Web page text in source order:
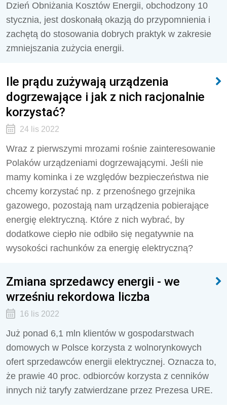
Dzień Obniżania Kosztów Energii, obchodzony 10
stycznia, jest doskonałą okazją do przypomnienia i
zachętą do stosowania dobrych praktyk w zakresie
zmniejszania zużycia energii.
Ile prądu zużywają urządzenia
dogrzewające i jak z nich racjonalnie
korzystać?
24 lis 2022
Wraz z pierwszymi mrozami rośnie zainteresowanie
Polaków urządzeniami dogrzewającymi. Jeśli nie
mamy kominka i ze względów bezpieczeństwa nie
chcemy korzystać np. z przenośnego grzejnika
gazowego, pozostają nam urządzenia pobierające
energię elektryczną. Które z nich wybrać, by
dodatkowe ciepło nie odbiło się negatywnie na
wysokości rachunków za energię elektryczną?
Zmiana sprzedawcy energii - we
wrześniu rekordowa liczba
16 lis 2022
Już ponad 6,1 mln klientów w gospodarstwach
domowych w Polsce korzysta z wolnorynkowych
ofert sprzedawców energii elektrycznej. Oznacza to,
że prawie 40 proc. odbiorców korzysta z cenników
innych niż taryfy zatwierdzane przez Prezesa URE.